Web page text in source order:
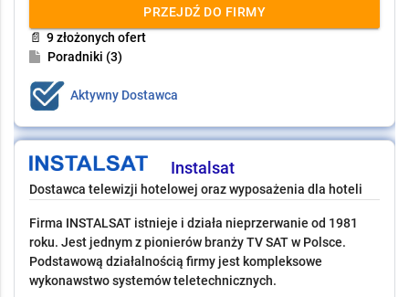
PRZEJDŹ DO FIRMY
📄 9 złożonych ofert
Poradniki (3)
Aktywny Dostawca
Instalsat
Dostawca telewizji hotelowej oraz wyposażenia dla hoteli
Firma INSTALSAT istnieje i działa nieprzerwanie od 1981
roku. Jest jednym z pionierów branży TV SAT w Polsce.
Podstawową działalnością firmy jest kompleksowe
wykonawstwo systemów teletechnicznych.